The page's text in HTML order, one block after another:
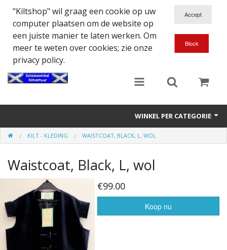
"Kiltshop" wil graag een cookie op uw
computer plaatsen om de website op
een juiste manier te laten werken. Om
meer te weten over cookies; zie onze
privacy policy.
WINKEL PER CATEGORIE
Accessoires
Doedelzakspeler
Eten en Drinken
Kilt - Kleding
Highland Titles
KILT - KLEDING WAISTCOAT, BLACK, L, WOL
Waistcoat, Black, L, wol
€99.00
Koop nu